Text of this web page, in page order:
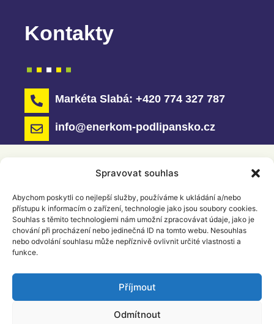
Spravovat souhlas
Abychom poskytli co nejlepší služby, používáme k ukládání a/nebo
přístupu k informacím o zařízení, technologie jako jsou soubory cookies.
Souhlas s těmito technologiemi nám umožní zpracovávat údaje, jako je
chování při procházení nebo jedinečná ID na tomto webu. Nesouhlas
nebo odvolání souhlasu může nepříznivě ovlivnit určité vlastnosti a
funkce.
Příjmout
Odmítnout
Kontakty
Markéta Slabá: +420 774 327 787
info@enerkom-podlipansko.cz
2025 © ENERKOM PODLIPANSKO – Energetické